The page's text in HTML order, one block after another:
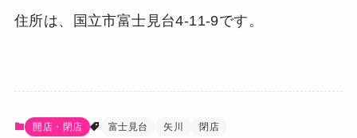
住所は、国立市富士見台4-11-9です。
開店・閉店 富士見台 矢川 閉店